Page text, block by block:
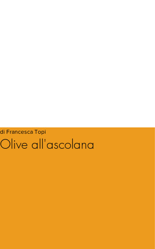
Olive all'ascolana
di Francesca Topi